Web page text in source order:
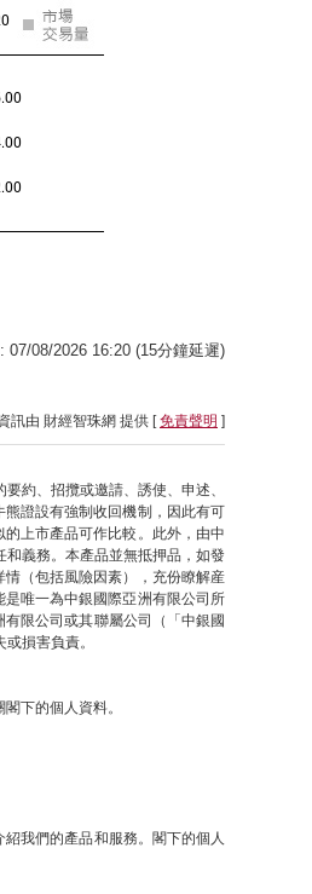
07/08/2026 16:20 (15分鐘延遲)
訊由 財經智珠網 提供 [免責聲明 ]
約、招攬或邀請、誘使、申述、
證設有強制收回機制，因此有可
上市產品可作比較。此外，由中
義務。本產品並無抵押品，如發
（包括風險因素），充份瞭解産
唯一為中銀國際亞洲有限公司所
限公司或其聯屬公司（「中銀國
損害負責。
下的個人資料。
我們的產品和服務。閣下的個人